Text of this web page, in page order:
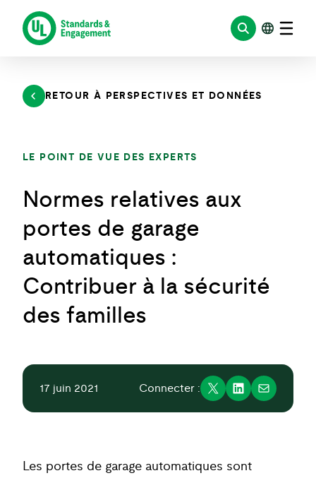
contenu
RETOUR À PERSPECTIVES ET DONNÉES
LE POINT DE VUE DES EXPERTS
Normes relatives aux
portes de garage
automatiques :
Contribuer à la sécurité
des familles
17 juin 2021 Connecter :
Les portes de garage automatiques sont